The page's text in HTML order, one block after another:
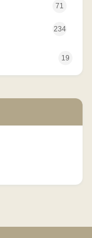
71
234
19